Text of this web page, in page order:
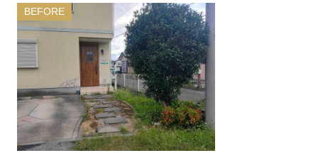
BEFORE